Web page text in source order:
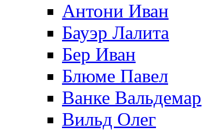
Антони Иван
Бауэр Лалита
Бер Иван
Блюме Павел
Ванке Вальдемар
Вильд Олег